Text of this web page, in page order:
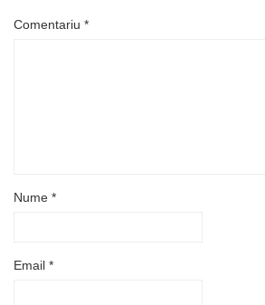
Comentariu *
Nume *
Email *